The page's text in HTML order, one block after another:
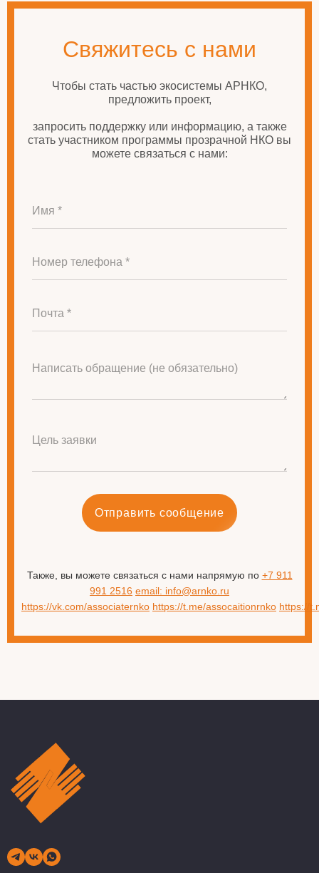
Свяжитесь с нами
Чтобы стать частью экосистемы АРНКО,
предложить проект,
запросить поддержку или информацию, а также
стать участником программы прозрачной НКО вы
можете связаться с нами:
Имя *
Номер телефона *
Почта *
Написать обращение (не обязательно)
Цель заявки
Отправить сообщение
Также, вы можете связаться с нами напрямую по +7 911
991 2516 email: info@arnko.ru
https://vk.com/associaternko https://t.me/assocaitionrnko https://